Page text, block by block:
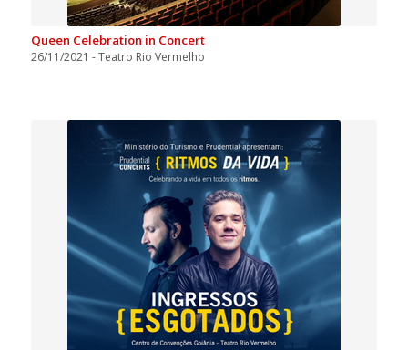
Queen Celebration in Concert
26/11/2021 - Teatro Rio Vermelho